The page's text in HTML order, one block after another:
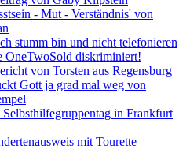
- Mut - Verständnis' von
stumm bin und nicht telefonieren
OneTwoSold diskriminiert!
von Torsten aus Regensburg
Gott ja grad mal weg von
in Frankfurt
mit Tourette